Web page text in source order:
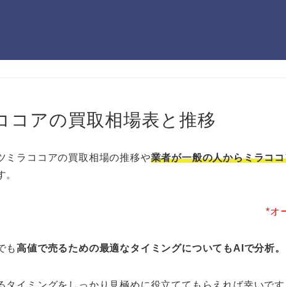
コアの買取相場表と推移
ミラココアの買取相場の推移や業者が一般の人からミラコ
*オ
も高値で売るための最適なタイミングについてもAIで分析。
タイミングをしっかり見極めに役立ててもらえれば幸いで